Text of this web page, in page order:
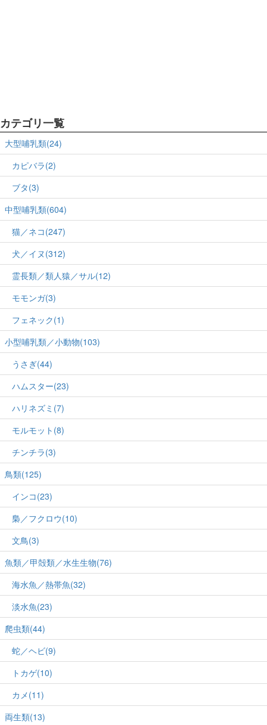
カテゴリ一覧
大型哺乳類(24)
カピバラ(2)
ブタ(3)
中型哺乳類(604)
猫／ネコ(247)
犬／イヌ(312)
霊長類／類人猿／サル(12)
モモンガ(3)
フェネック(1)
小型哺乳類／小動物(103)
うさぎ(44)
ハムスター(23)
ハリネズミ(7)
モルモット(8)
チンチラ(3)
鳥類(125)
インコ(23)
梟／フクロウ(10)
文鳥(3)
魚類／甲殻類／水生生物(76)
海水魚／熱帯魚(32)
淡水魚(23)
爬虫類(44)
蛇／ヘビ(9)
トカゲ(10)
カメ(11)
両生類(13)